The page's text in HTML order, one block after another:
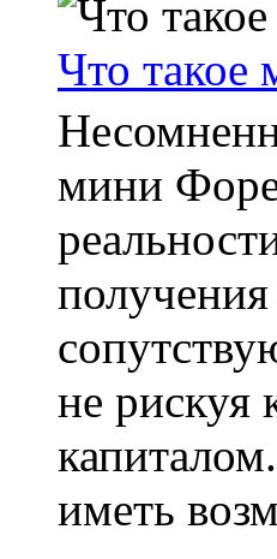
Что такое
мини
получения
не рискуя
иметь